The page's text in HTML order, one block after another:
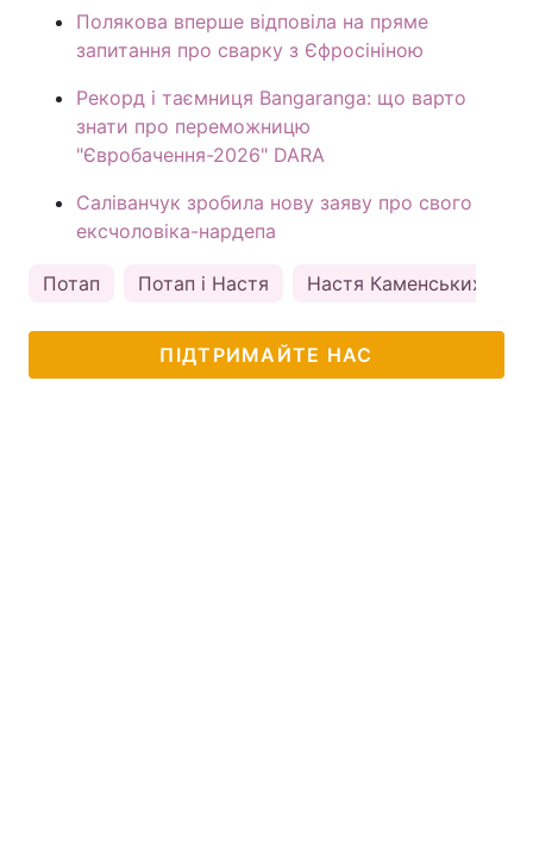
Полякова вперше відповіла на пряме
запитання про сварку з Єфросініною
Рекорд і таємниця Bangaranga: що варто
знати про переможницю
"Євробачення-2026" DARA
Саліванчук зробила нову заяву про свого
ексчоловіка-нардепа
Потап Потап і Настя Настя Каменських
ПІДТРИМАЙТЕ НАС